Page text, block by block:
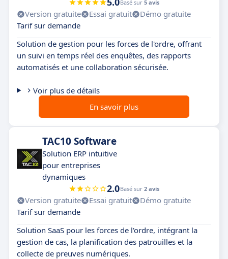
Basé sur 5 avis
Version gratuite Essai gratuit
Démo gratuite
Tarif sur demande
Solution de gestion pour les forces de l'ordre, offrant
un suivi en temps réel des enquêtes, des rapports
automatisés et une collaboration sécurisée.
Voir plus de détails
En savoir plus
TAC10 Software
Solution ERP intuitive
pour entreprises
dynamiques
2.0Basé sur 2 avis
Version gratuite Essai gratuit
Démo gratuite
Tarif sur demande
Solution SaaS pour les forces de l'ordre, intégrant la
gestion de cas, la planification des patrouilles et la
collecte de preuves numériques.